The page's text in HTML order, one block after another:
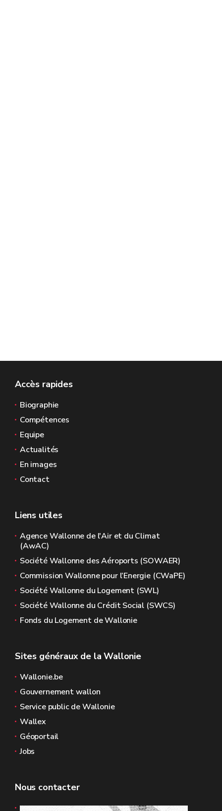
Accès rapides
Biographie
Compétences
Equipe
Actualités
En images
Contact
Liens utiles
Agence Wallonne de l'Air et du Climat
(AwAC)
Société Wallonne des Aéroports (SOWAER)
Commission Wallonne pour l’Energie (CWaPE)
Société Wallonne du Logement (SWL)
Société Wallonne du Crédit Social (SWCS)
Fonds du Logement de Wallonie
Sites généraux de la Wallonie
Wallonie.be
Gouvernement wallon
Service public de Wallonie
Wallex
Géoportail
Jobs
Nous contacter